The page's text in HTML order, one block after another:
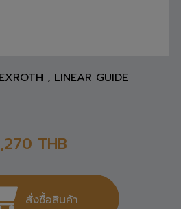
, LINEAR GUIDE
THB
สั่งซื้อสินค้า